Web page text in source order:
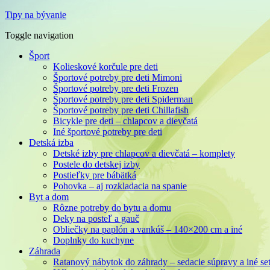
Tipy na bývanie
Toggle navigation
Šport
Kolieskové korčule pre deti
Športové potreby pre deti Mimoni
Športové potreby pre deti Frozen
Športové potreby pre deti Spiderman
Športové potreby pre deti Chillafish
Bicykle pre deti – chlapcov a dievčatá
Iné športové potreby pre deti
Detská izba
Detské izby pre chlapcov a dievčatá – komplety
Postele do detskej izby
Postieľky pre bábätká
Pohovka – aj rozkladacia na spanie
Byt a dom
Rôzne potreby do bytu a domu
Deky na posteľ a gauč
Obliečky na paplón a vankúš – 140×200 cm a iné
Doplnky do kuchyne
Záhrada
Ratanový nábytok do záhrady – sedacie súpravy a iné